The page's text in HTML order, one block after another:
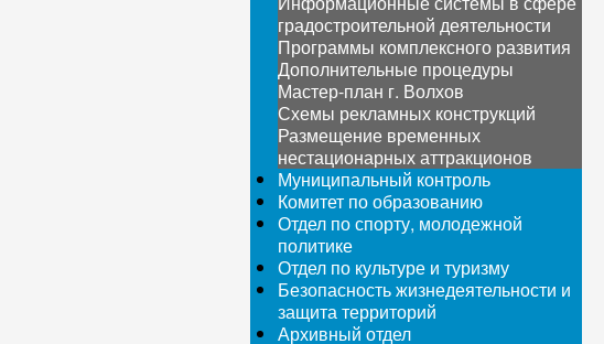
градостроительной деятельности
Программы комплексного развития
Дополнительные процедуры
Мастер-план г. Волхов
Схемы рекламных конструкций
Размещение временных
нестационарных аттракционов
Муниципальный контроль
Комитет по образованию
Отдел по спорту, молодежной
политике
Отдел по культуре и туризму
Безопасность жизнедеятельности и
защита территорий
Архивный отдел